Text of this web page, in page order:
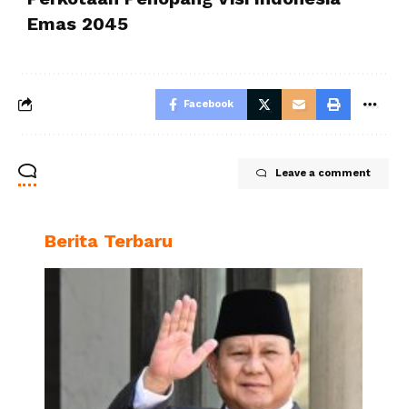
Emas 2045
Facebook
Leave a comment
Berita Terbaru